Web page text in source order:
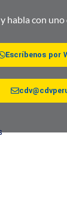
habla con
Escríbenos por